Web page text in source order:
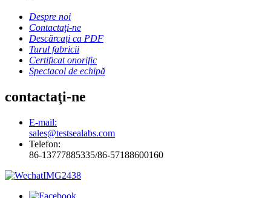
Despre noi
Contactaţi-ne
Descărcați ca PDF
Turul fabricii
Certificat onorific
Spectacol de echipă
contactaţi-ne
E-mail:
sales@testsealabs.com
Telefon:
86-13777885335/86-57188600160